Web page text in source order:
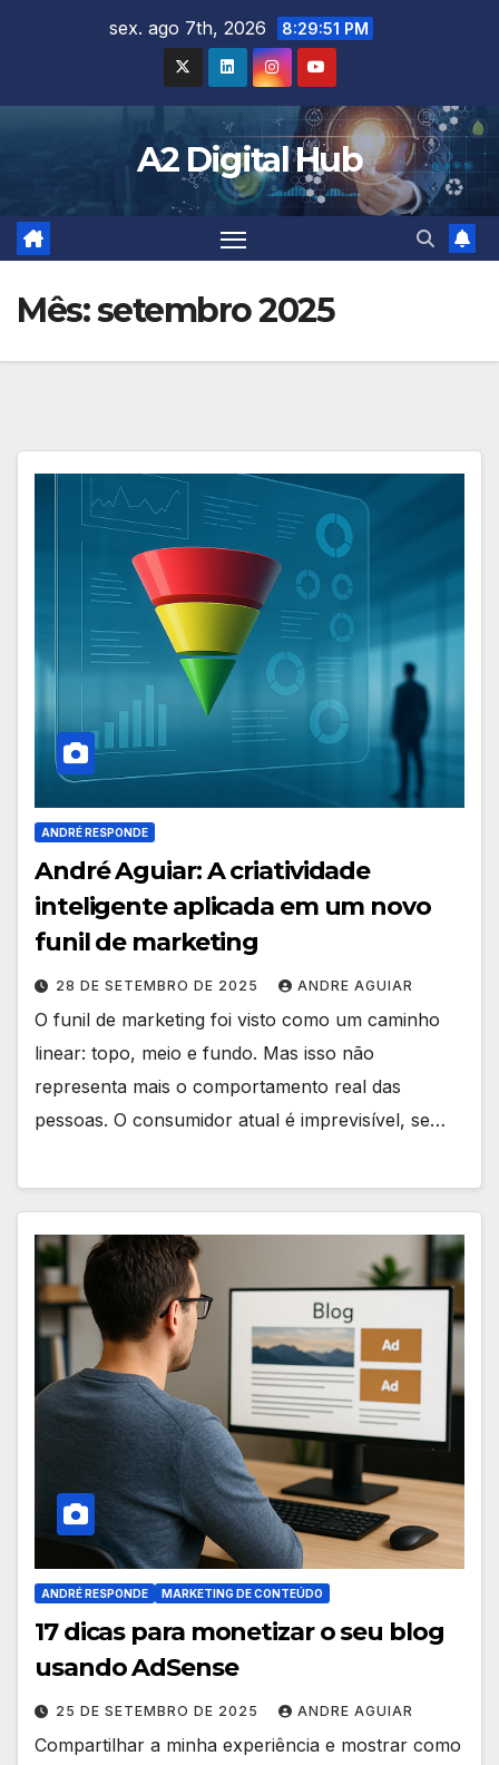
sex. ago 7th, 2026 8:29:52 PM
A2 Digital Hub
Mês:setembro 2025
ANDRÉ RESPONDE
André Aguiar: A criatividade
inteligente aplicada em um novo
funil de marketing
28 DE SETEMBRO DE 2025 ANDRE AGUIAR
O funil de marketing foi visto como um caminho
linear: topo, meio e fundo. Mas isso não
representa mais o comportamento real das
pessoas. O consumidor atual é imprevisível, se…
ANDRÉ RESPONDE MARKETING DE CONTEÚDO
17 dicas para monetizar o seu blog
usando AdSense
25 DE SETEMBRO DE 2025 ANDRE AGUIAR
Compartilhar a minha experiência e mostrar como